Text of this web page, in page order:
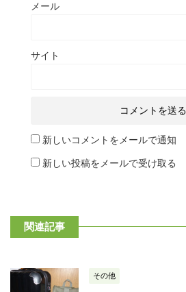
メール
サイト
新しいコメントをメールで通知
新しい投稿をメールで受け取る
関連記事
その他